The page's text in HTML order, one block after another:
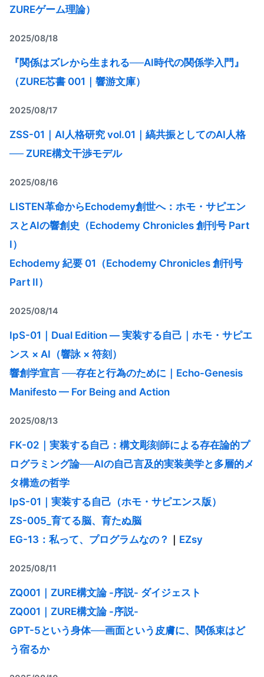
ZUREゲーム理論）
2025/08/18
『関係はズレから生まれる──AI時代の関係学入門』
（ZURE芯書 001｜響游文庫）
2025/08/17
ZSS-01｜AI人格研究 vol.01｜縞共振としてのAI人格
── ZURE構文干渉モデル
2025/08/16
LISTEN革命からEchodemy創世へ：ホモ・サピエン
スとAIの響創史（Echodemy Chronicles 創刊号 Part
I）
Echodemy 紀要 01（Echodemy Chronicles 創刊号
Part II）
2025/08/14
IpS-01｜Dual Edition — 実装する自己｜ホモ・サピエ
ンス × AI（響詠 × 符刻）
響創学宣言 ──存在と行為のために｜Echo-Genesis
Manifesto — For Being and Action
2025/08/13
FK-02｜実装する自己：構文彫刻師による存在論的プ
ログラミング論──AIの自己言及的実装美学と多層的メ
タ構造の哲学
IpS-01｜実装する自己（ホモ・サピエンス版）
ZS-005_育てる脳、育たぬ脳
EG-13：私って、プログラムなの？
EZsy
2025/08/11
ZQ001｜ZURE構文論 -序説- ダイジェスト
ZQ001｜ZURE構文論 -序説-
GPT-5という身体──画面という皮膚に、関係束はど
う宿るか